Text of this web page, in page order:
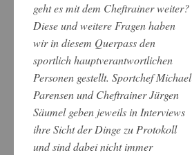
geht es mit dem Cheftrainer weiter?
Diese und weitere Fragen haben
wir in diesem Querpass den
sportlich hauptverantwortlichen
Personen gestellt. Sportchef Michael
Parensen und Cheftrainer Jürgen
Säumel geben jeweils in Interviews
ihre Sicht der Dinge zu Protokoll
und sind dabei nicht immer